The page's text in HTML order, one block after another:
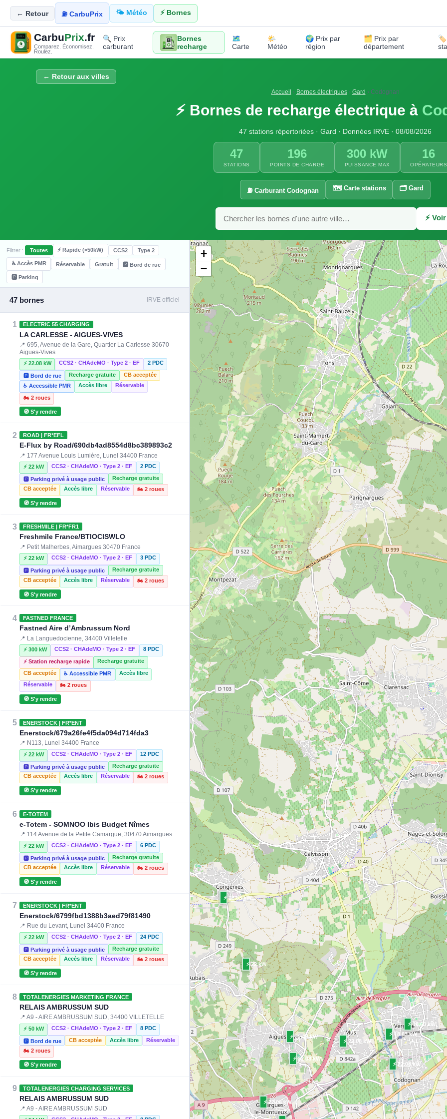
← Retour ⛽ CarbuPrix 🌤️ Météo ⚡ Bornes
CarbuPrix.fr
Comparez. Économisez.
Roulez.
🔍 Prix
carburant
Bornes
recharge
🗺️
Carte
🌤️
Météo
🌍 Prix par
région
🗂️ Prix par
département
🏷️
← Retour aux villes
Accueil › Bornes électriques› Gard › Codognan
⚡ Bornes de recharge électrique à
47 stations répertoriées · Gard · Données IRVE · 08/08/2026
47
STATIONS
196
POINTS DE CHARGE
300 kW
PUISSANCE MAX
16
OPÉRATEURS
⛽ Carburant Codognan 🗺️ Carte stations 🗂️ Gard
⚡ Voir
Filtrer : Toutes ⚡ Rapide (>50kW) CCS2 Type 2
♿ Accès PMR Réservable Gratuit 🅿️ Bord de rue
🅿️ Parking
47 bornes IRVE officiel
1 ELECTRIC 55 CHARGING
LA CARLESSE - AIGUES-VIVES
📍 695, Avenue de la Gare, Quartier La Carlesse 30670
Aigues-Vives
⚡ 22.08 kW CCS2 · CHAdeMO · Type 2 · EF 2 PDC
🅿️ Bord de rue Recharge gratuite
CB acceptée
♿ Accessible PMR
Accès libre Réservable
🏍️ 2 roues
🧭 S'y rendre
2 ROAD | FR*EFL
E-Flux by Road/690db4ad8554d8bc389893c2
📍 177 Avenue Louis Lumière, Lunel 34400 France
⚡ 22 kW CCS2 · CHAdeMO · Type 2 · EF 2 PDC
🅿️ Parking privé à usage public
Recharge gratuite
CB acceptée
Accès libre Réservable 🏍️ 2 roues
🧭 S'y rendre
3 FRESHMILE | FR*FR1
Freshmile France/BTIOCISWLO
📍 Petit Malherbes, Aimargues 30470 France
⚡ 22 kW CCS2 · CHAdeMO · Type 2 · EF 3 PDC
🅿️ Parking privé à usage public
Recharge gratuite
CB acceptée
Accès libre Réservable 🏍️ 2 roues
🧭 S'y rendre
4 FASTNED FRANCE
Fastned Aire d’Ambrussum Nord
📍 La Languedocienne, 34400 Villetelle
⚡ 300 kW CCS2 · CHAdeMO · Type 2 · EF 8 PDC
⚡ Station recharge rapide
Recharge gratuite
CB acceptée
♿ Accessible PMR
Accès libre
Réservable
🏍️ 2 roues
🧭 S'y rendre
5 ENERSTOCK | FR*ENT
Enerstock/679a26fe4f5da094d714fda3
📍 N113, Lunel 34400 France
⚡ 22 kW CCS2 · CHAdeMO · Type 2 · EF 12 PDC
🅿️ Parking privé à usage public
Recharge gratuite
CB acceptée
Accès libre Réservable 🏍️ 2 roues
🧭 S'y rendre
6 E-TOTEM
e-Totem - SOMNOO Ibis Budget Nîmes
📍 114 Avenue de la Petite Camargue, 30470 Aimargues
⚡ 22 kW CCS2 · CHAdeMO · Type 2 · EF 6 PDC
🅿️ Parking privé à usage public
Recharge gratuite
CB acceptée
Accès libre Réservable 🏍️ 2 roues
🧭 S'y rendre
7 ENERSTOCK | FR*ENT
Enerstock/6799fbd1388b3aed79f81490
📍 Rue du Levant, Lunel 34400 France
⚡ 22 kW CCS2 · CHAdeMO · Type 2 · EF 24 PDC
🅿️ Parking privé à usage public
Recharge gratuite
CB acceptée
Accès libre Réservable 🏍️ 2 roues
🧭 S'y rendre
8 TOTALENERGIES MARKETING FRANCE
RELAIS AMBRUSSUM SUD
📍 A9 - AIRE AMBRUSSUM SUD, 34400 VILLETELLE
⚡ 50 kW CCS2 · CHAdeMO · Type 2 · EF 8 PDC
🅿️ Bord de rue CB acceptée Accès libre
Réservable
🏍️ 2 roues
🧭 S'y rendre
9 TOTALENERGIES CHARGING SERVICES
RELAIS AMBRUSSUM SUD
📍 A9 - AIRE AMBRUSSUM SUD
⚡ 22.08 kW
⚡ 22 kW
⚡ 22.08 kW
⚡ 18.63 kW
⚡ 22.08 kW
⚡ 18.63 kW
⚡ 22.08 kW
⚡ 18.63 kW
⚡ 22.08 kW
⚡ 22.08 kW
+
−